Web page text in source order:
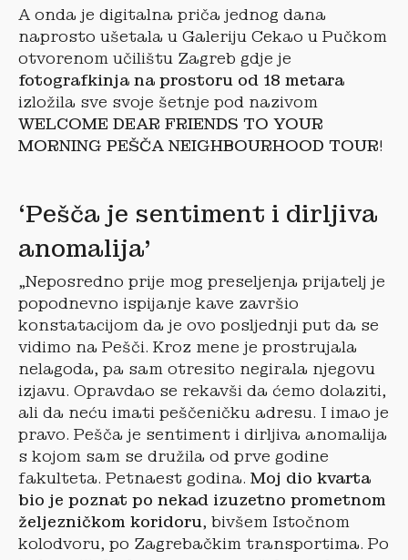
A onda je digitalna priča jednog dana
naprosto ušetala u Galeriju Cekao u Pučkom
otvorenom učilištu Zagreb gdje je
fotografkinja na prostoru od 18 metara
izložila sve svoje šetnje pod nazivom
WELCOME DEAR FRIENDS TO YOUR
MORNING PEŠČA NEIGHBOURHOOD TOUR!
‘Pešča je sentiment i dirljiva
anomalija’
„Neposredno prije mog preseljenja prijatelj je
popodnevno ispijanje kave završio
konstatacijom da je ovo posljednji put da se
vidimo na Pešči. Kroz mene je prostrujala
nelagoda, pa sam otresito negirala njegovu
izjavu. Opravdao se rekavši da ćemo dolaziti,
ali da neću imati peščeničku adresu. I imao je
pravo. Pešča je sentiment i dirljiva anomalija
s kojom sam se družila od prve godine
fakulteta. Petnaest godina. Moj dio kvarta
bio je poznat po nekad izuzetno prometnom
željezničkom koridoru, bivšem Istočnom
kolodvoru, po Zagrebačkim transportima. Po